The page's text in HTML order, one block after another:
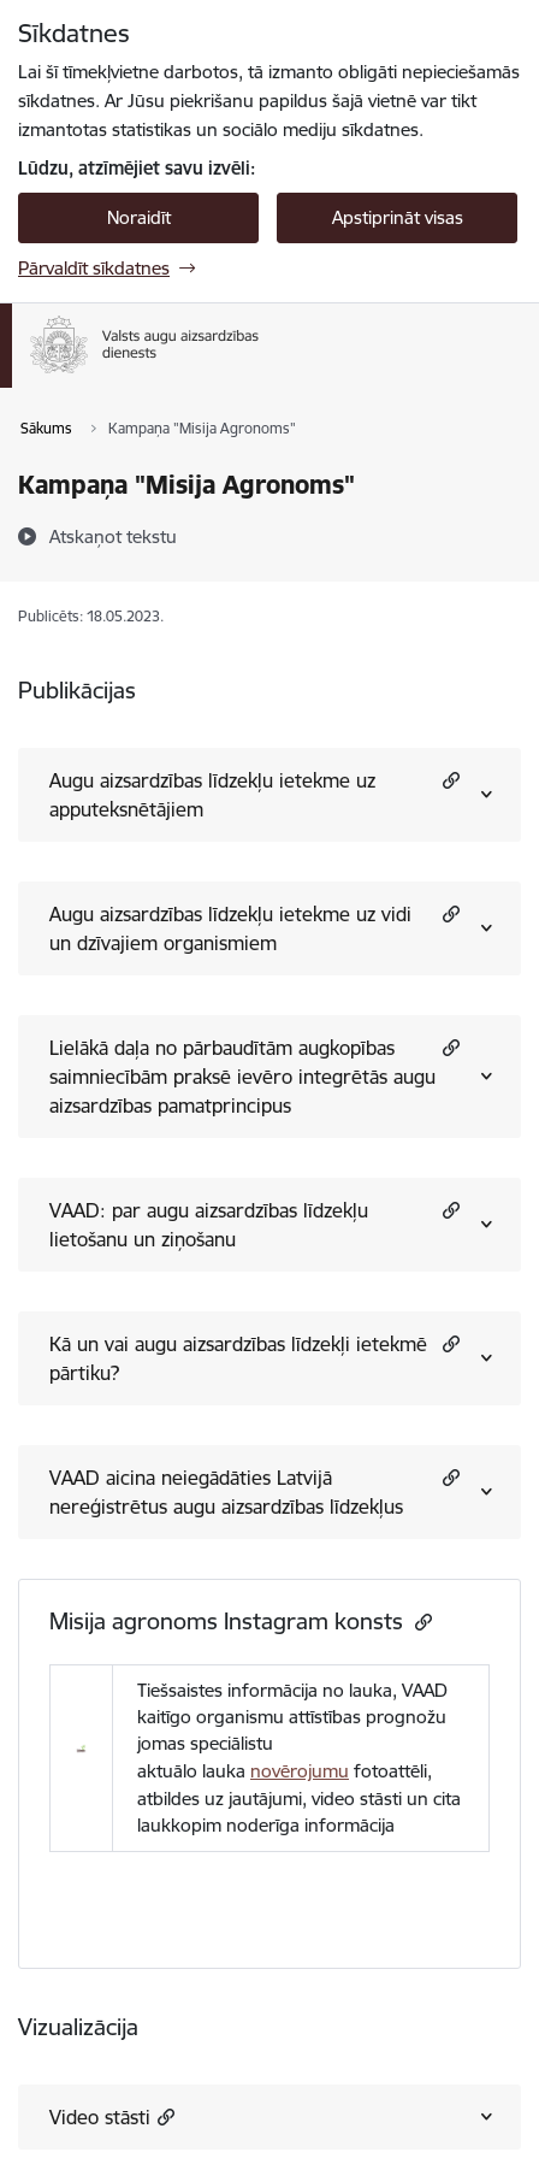
Sīkdatnes
Lai šī tīmekļvietne darbotos, tā izmanto obligāti nepieciešamās
sīkdatnes. Ar Jūsu piekrišanu papildus šajā vietnē var tikt
izmantotas statistikas un sociālo mediju sīkdatnes.
Lūdzu, atzīmējiet savu izvēli:
Noraidīt Apstiprināt visas
Pārvaldīt sīkdatnes
Sākums Kampaņa "Misija Agronoms"
Kampaņa "Misija Agronoms"
Atskaņot tekstu
Publicēts: 18.05.2023.
Publikācijas
Augu aizsardzības līdzekļu ietekme uz
apputeksnētājiem
Augu aizsardzības līdzekļu ietekme uz vidi
un dzīvajiem organismiem
Lielākā daļa no pārbaudītām augkopības
saimniecībām praksē ievēro integrētās augu
aizsardzības pamatprincipus
VAAD: par augu aizsardzības līdzekļu
lietošanu un ziņošanu
Kā un vai augu aizsardzības līdzekļi ietekmē
pārtiku?
VAAD aicina neiegādāties Latvijā
nereģistrētus augu aizsardzības līdzekļus
Misija agronoms Instagram konsts
Tiešsaistes informācija no lauka, VAAD
kaitīgo organismu attīstības prognožu
jomas speciālistu
aktuālo lauka novērojumu fotoattēli,
atbildes uz jautājumi, video stāsti un cita
laukkopim noderīga informācija
Vizualizācija
Video stāsti